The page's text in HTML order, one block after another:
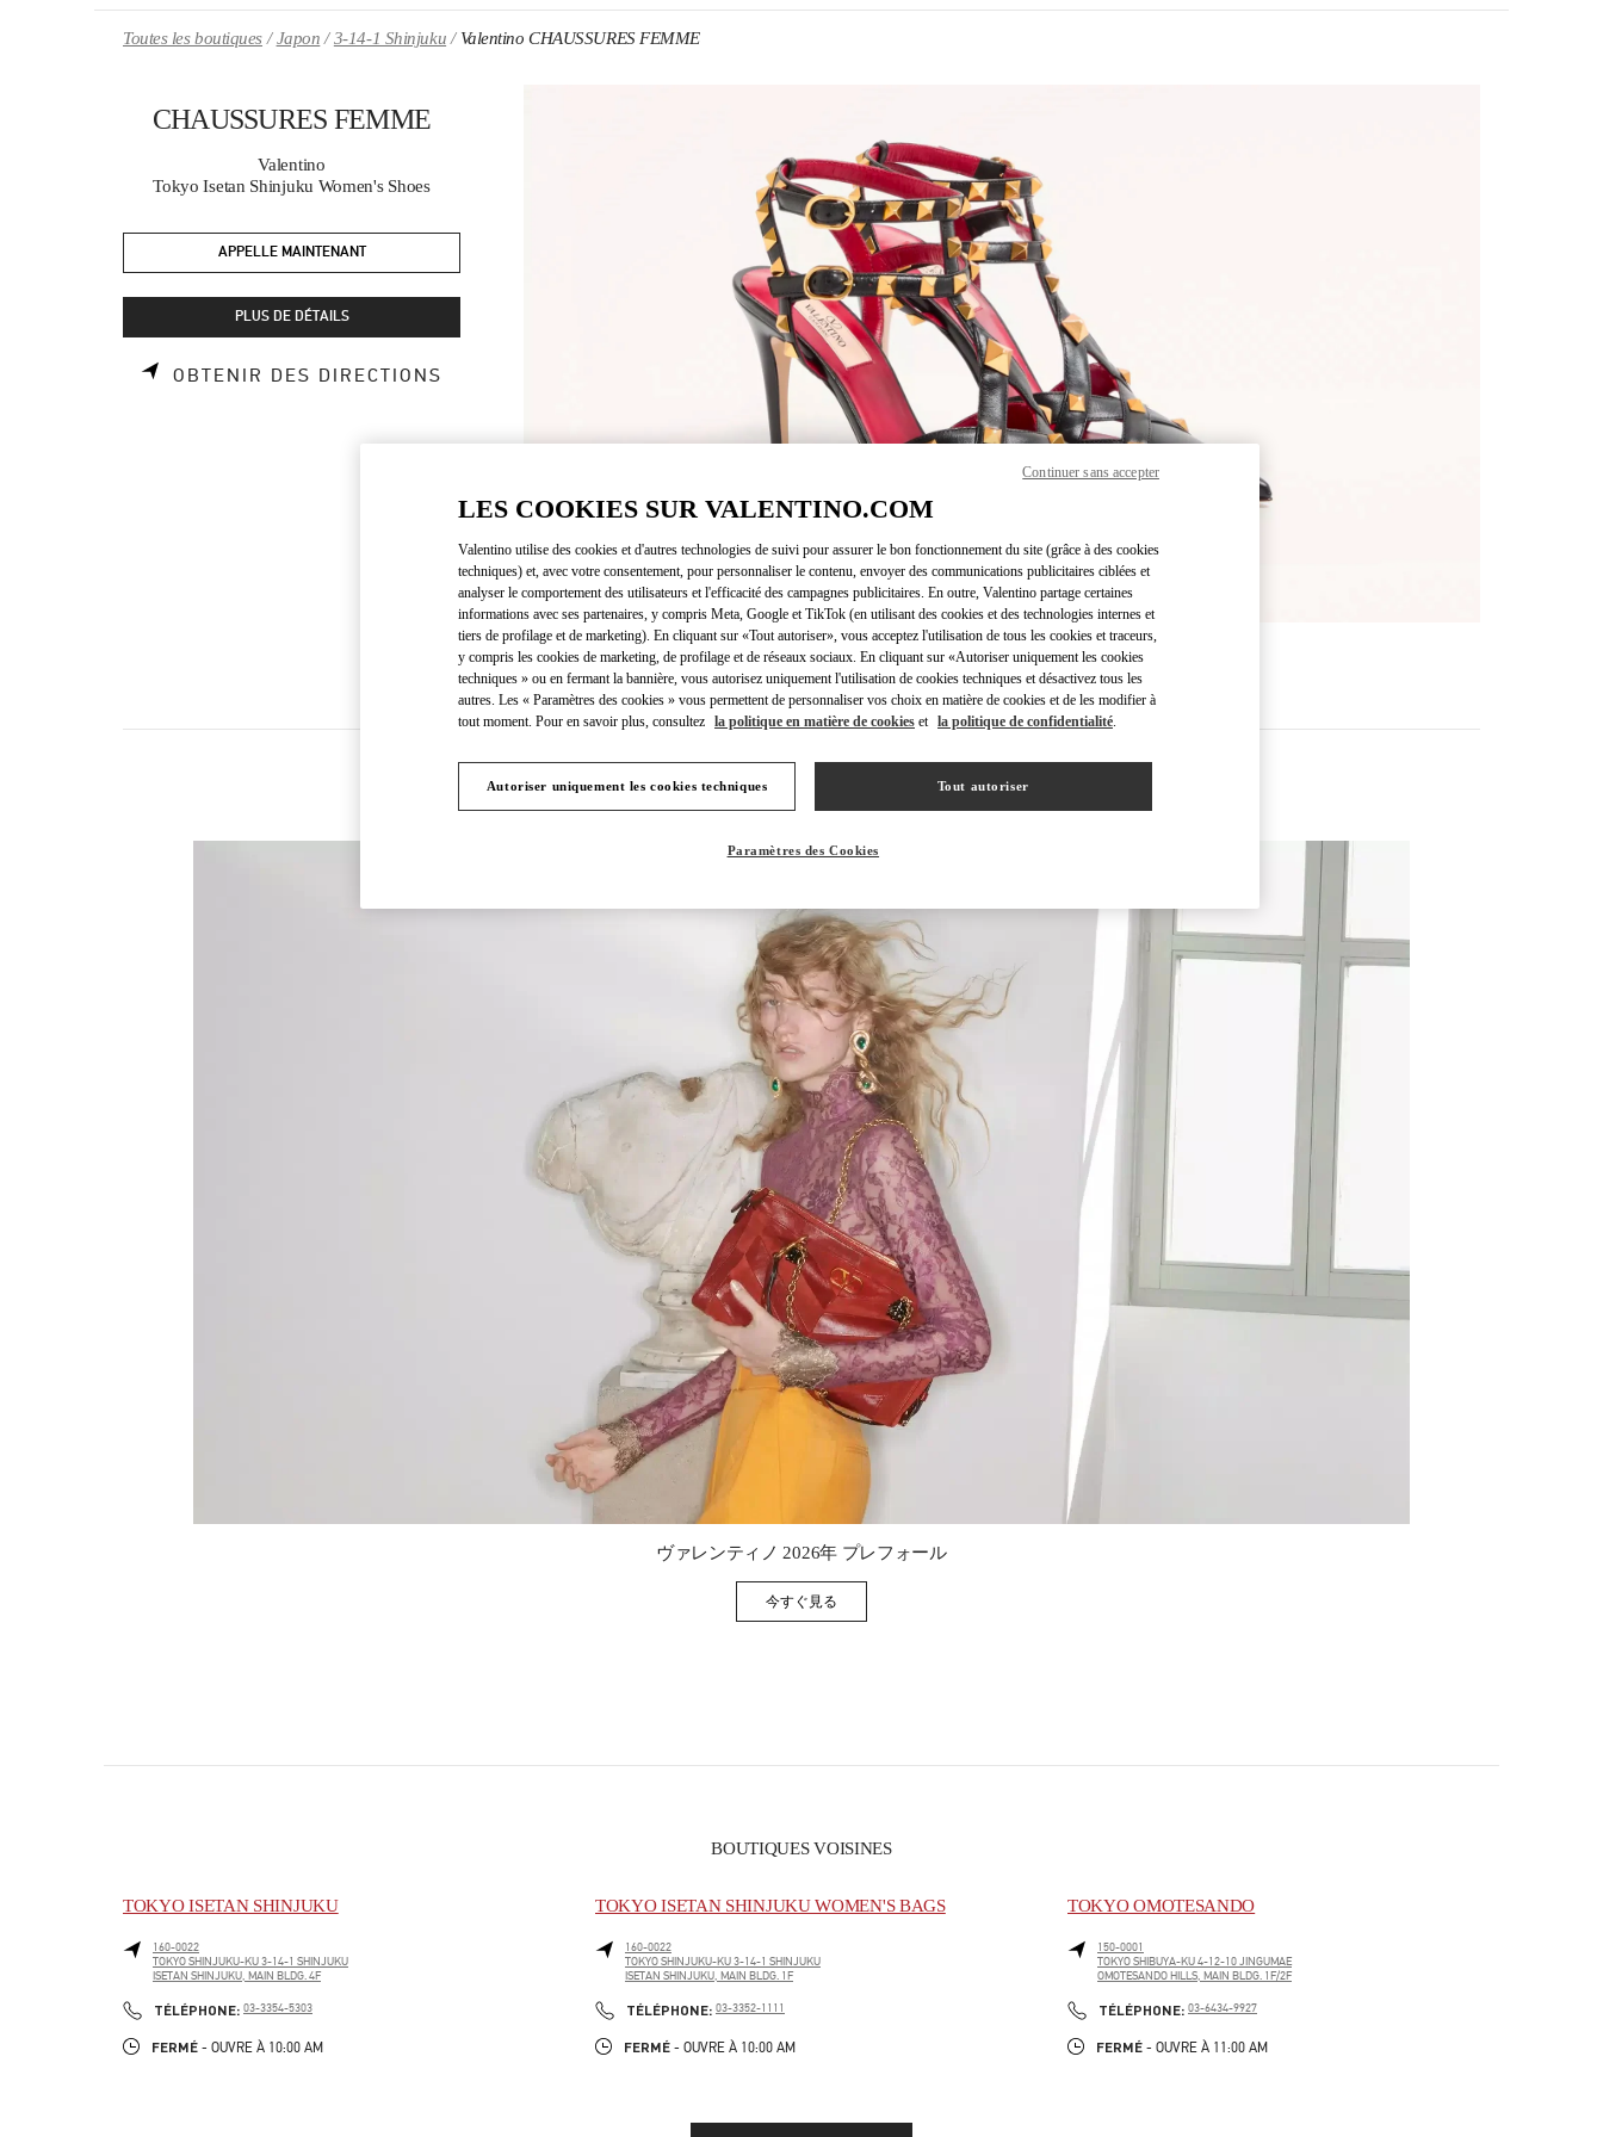
Toutes les boutiques Japon 3-14-1 Shinjuku Valentino CHAUSSURES FEMME
CHAUSSURES FEMME
Valentino
Tokyo Isetan Shinjuku Women's Shoes
APPELLE MAINTENANT
PLUS DE DÉTAILS
OBTENIR DES DIRECTIONS
DÉCOUVRIR PLUS
Link Opens in New Tab
NOUVEAUTÉS
Link Opens in New Tab
ヴァレンティノ 2026年 プレフォール
今すぐ見るLink Opens in New Tab
BOUTIQUES VOISINES
TOKYO ISETAN SHINJUKU
160-0022
TOKYOSHINJUKU-KU3-14-1 SHINJUKU
ISETAN SHINJUKU, MAIN BLDG. 4F
TÉLÉPHONE: PHONE
03-3354-5303
FERMÉ - OUVRE À 10:00 AM
TOKYO ISETAN SHINJUKU WOMEN'S BAGS
160-0022
TOKYOSHINJUKU-KU3-14-1 SHINJUKU
ISETAN SHINJUKU, MAIN BLDG. 1F
TÉLÉPHONE: PHONE
03-3352-1111
FERMÉ - OUVRE À 10:00 AM
TOKYO OMOTESANDO
150-0001
TOKYOSHIBUYA-KU4-12-10 JINGUMAE
OMOTESANDO HILLS, MAIN BLDG. 1F/2F
TÉLÉPHONE: PHONE
03-6434-9927
FERMÉ - OUVRE À 11:00 AM
LES COOKIES SUR VALENTINO.COM
Valentino utilise des cookies et d'autres technologies de suivi pour assurer le bon fonctionnement du site (grâce à des cookies
techniques) et, avec votre consentement, pour personnaliser le contenu, envoyer des communications publicitaires ciblées et
analyser le comportement des utilisateurs et l'efficacité des campagnes publicitaires. En outre, Valentino partage certaines
informations avec ses partenaires, y compris Meta, Google et TikTok (en utilisant des cookies et des technologies internes et
tiers de profilage et de marketing). En cliquant sur «Tout autoriser», vous acceptez l'utilisation de tous les cookies et traceurs,
y compris les cookies de marketing, de profilage et de réseaux sociaux. En cliquant sur «Autoriser uniquement les cookies
techniques » ou en fermant la bannière, vous autorisez uniquement l'utilisation de cookies techniques et désactivez tous les
autres. Les « Paramètres des cookies » vous permettent de personnaliser vos choix en matière de cookies et de les modifier à
tout moment. Pour en savoir plus, consultez la politique en matière de cookies et la politique de confidentialité.
Autoriser uniquement les cookies techniques Tout autoriser
Paramètres des Cookies
Continuer sans accepter